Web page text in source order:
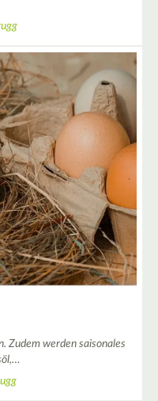
Zudem werden saisonales